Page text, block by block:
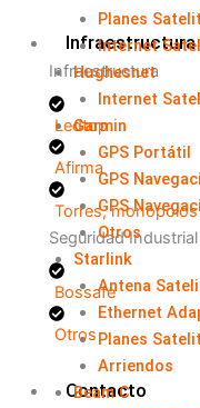
Infraestructura
Infraestructura
Ledtop
Afirma
Torres,
Seguridad Industrial
Bossafe
Otros
Contacto
Planes
Internet
Hughesnet
Internet
Garmin
GPS Portátil
GPS
GPS
Otros
Starlink
Antena
Ethernet
Planes
Arriendos
Beam C